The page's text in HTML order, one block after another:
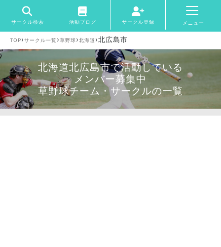
サークル検索 活動ブログ サークル登録 メニュー
TOP›サークル一覧 ›草野球 ›北海道 ›北広島市
北海道北広島市で活動している
メンバー募集中
草野球チーム・サークルの一覧